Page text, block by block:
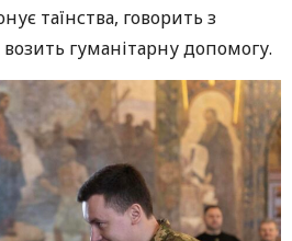
таїнства, говорить з
гуманітарну допомогу.